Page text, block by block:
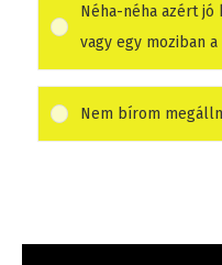
Néha-néha azért
vagy egy moziban
Nem bírom